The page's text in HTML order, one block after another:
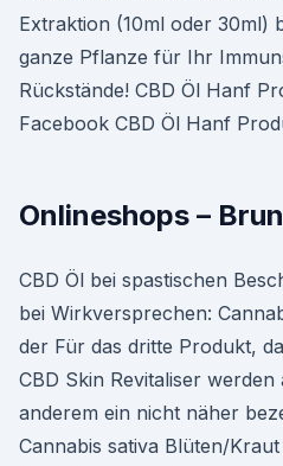
Extraktion (10ml oder 30ml)
ganze Pflanze für Ihr
Rückstände! CBD Öl Hanf
Facebook CBD Öl Hanf
Onlineshops –
CBD Öl bei spastischen
bei Wirkversprechen:
der Für das dritte Produkt,
CBD Skin Revitaliser
anderem ein nicht näher
Cannabis sativa Blüten/